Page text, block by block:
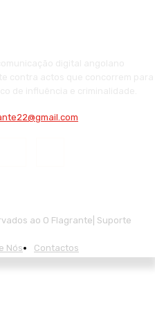
ao O Flagrante| Suporte
Nós Contactos